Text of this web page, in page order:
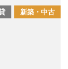
新築・中古